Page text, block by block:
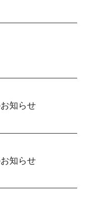
知らせ
知らせ